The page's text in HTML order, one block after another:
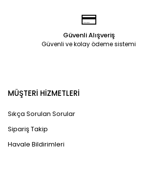
Güvenli Alışveriş
Güvenli ve kolay ödeme sistemi
MÜŞTERİ HİZMETLERİ
Sıkça Sorulan Sorular
Sipariş Takip
Havale Bildirimleri